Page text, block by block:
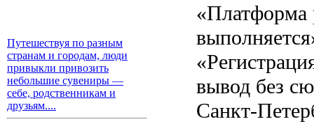
Путешествуя по разным
странам и городам, люди
привыкли привозить
небольшие сувениры —
себе, родственникам и
друзьям....
«Платформа
вывод без
Санкт-